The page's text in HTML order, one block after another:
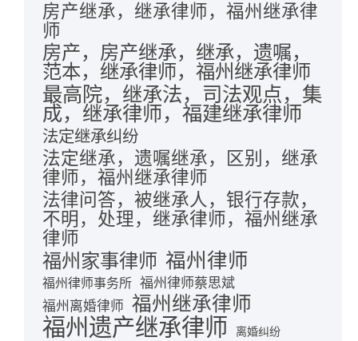
房产继承，继承律师，福州继承律
师
房产，房产继承，继承，遗嘱，
范本，继承律师，福州继承律师
最高院，继承法，司法观点，集
成，继承律师，福建继承律师
法定继承纠纷
法定继承，遗嘱继承，区别，继承
律师，福州继承律师
法律问答，被继承人，银行存款，
不明，处理，继承律师，福州继承
律师
福州家事律师 福州律师
福州律师事务所 福州律师蔡思斌
福州离婚律师 福州继承律师
福州遗产继承律师 离婚纠纷